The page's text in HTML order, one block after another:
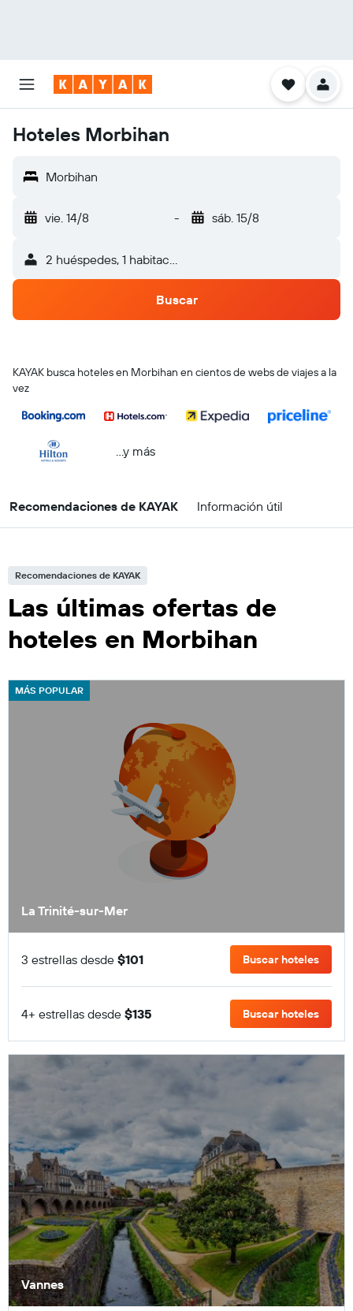
Hoteles Morbihan
Morbihan
vie. 14/8 - sáb. 15/8
2 huéspedes, 1 habitación
Buscar
KAYAK busca hoteles en Morbihan en cientos de webs de viajes a la
vez
...y más
Recomendaciones de KAYAK Información útil
Recomendaciones de KAYAK
Las últimas ofertas de
hoteles en Morbihan
MÁS POPULAR
La Trinité-sur-Mer
3 estrellas desde $101 Buscar hoteles
4+ estrellas desde $135 Buscar hoteles
Vannes